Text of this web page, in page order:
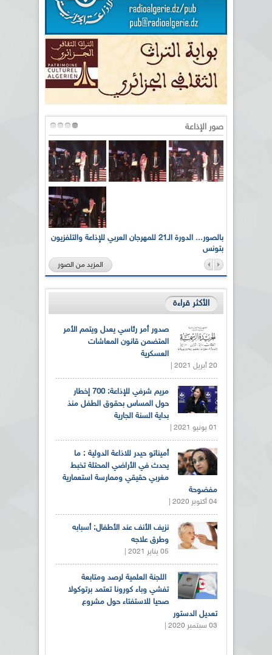
صور الإذاعة
بالصور... الدورة الـ21 للمهرجان العربي للإذاعة والتلفزيون
بتونس
المزيد من الصور
الأكثر قراءة
صدور أمر رئاسي يعدل ويتمم الأمر
المتضمن قانون المعاشات
العسكرية
20 أبريل 2021 |
مريم شرفي للإذاعة: 700 إخطار
حول المساس بحقوق الطفل منذ
بداية السنة الجارية
01 يونيو 2021 |
أميناتو حيدر للاذاعة الدولية : ما
يحدث في الأراضي المحتلة تخبط
مغربي حقيقي وممارسة استعمارية
مفضوحة
04 أكتوبر 2020 |
نزيف الأنف عند الأطفال: أسبابه
وطرق علاجه
05 يناير 2021 |
اللجنة العلمية لرصد ومتابعة
تفشي وباء كورونا تعتمد برتوكولا
صحيا للاستفتاء حول مشروع
تعديل الدستور
03 سبتمبر 2020 |